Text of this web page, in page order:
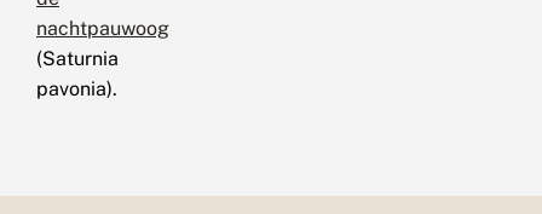
nachtpauwoog
(Saturnia
pavonia).